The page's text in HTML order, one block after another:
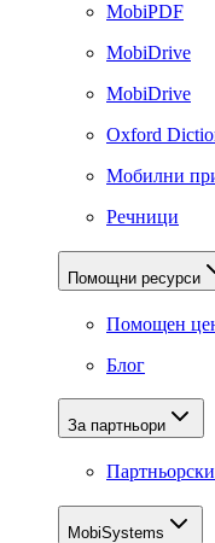
MobiPDF
MobiDrive
MobiDrive
Oxford
Мобилни
Речници
Помощни ресурси
Помощен
Блог
За партньори
MobiSystems